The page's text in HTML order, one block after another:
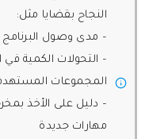
النجاح بقضايا مثل:
– مدى وصول البرنامج
– التحولات الكمية
المجموعات
– دليل على الأخذ
مهارات جديدة